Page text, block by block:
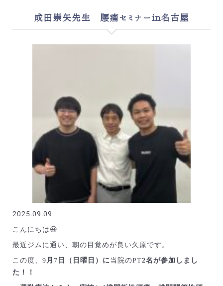
成田崇矢先生 腰痛セミナーin名古屋
2025.09.09
こんにちは😃
最近ジムに通い、朝の目覚めが良い久原です。
この度、9 月 7 日（日曜日）に当院のPT2名が参加しまし
た！！